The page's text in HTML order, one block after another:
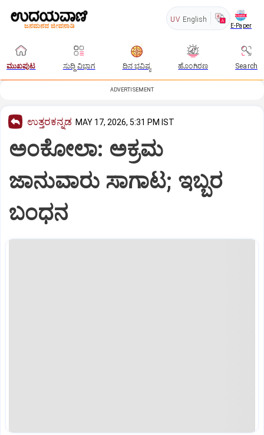
UV English
E-Paper
ಮುಖಪುಟ ಸುದ್ದಿ ವಿಭಾಗ ದಿನ ಭವಿಷ್ಯ ಹೊಂಗಿರಣ Search
ADVERTISEMENT
ಉತ್ತರಕನ್ನಡ MAY 17, 2026, 5:31 PM IST
ಅಂಕೋಲಾ: ಅಕ್ರಮ
ಜಾನುವಾರು ಸಾಗಾಟ; ಇಬ್ಬರ
ಬಂಧನ